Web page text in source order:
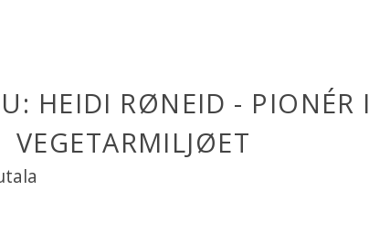
HEIDI RØNEID - PIONÉR I
VEGETARMILJØET